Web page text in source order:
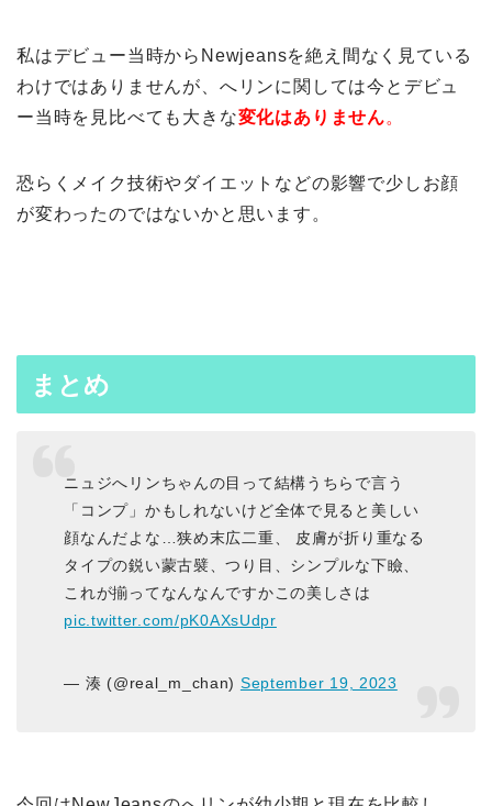
私はデビュー当時からNewjeansを絶え間なく見ている
わけではありませんが、へリンに関しては今とデビュ
ー当時を見比べても大きな変化はありません。
恐らくメイク技術やダイエットなどの影響で少しお顔
が変わったのではないかと思います。
まとめ
ニュジへリンちゃんの目って結構うちらで言う
「コンプ」かもしれないけど全体で見ると美しい
顔なんだよな…狭め末広二重、 皮膚が折り重なる
タイプの鋭い蒙古襞、つり目、シンプルな下瞼、
これが揃ってなんなんですかこの美しさは
pic.twitter.com/pK0AXsUdpr
— 湊 (@real_m_chan) September 19, 2023